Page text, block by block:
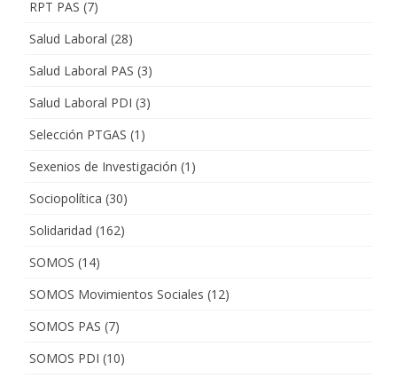
RPT PAS (7)
Salud Laboral (28)
Salud Laboral PAS (3)
Salud Laboral PDI (3)
Selección PTGAS (1)
Sexenios de Investigación (1)
Sociopolítica (30)
Solidaridad (162)
SOMOS (14)
SOMOS Movimientos Sociales (12)
SOMOS PAS (7)
SOMOS PDI (10)